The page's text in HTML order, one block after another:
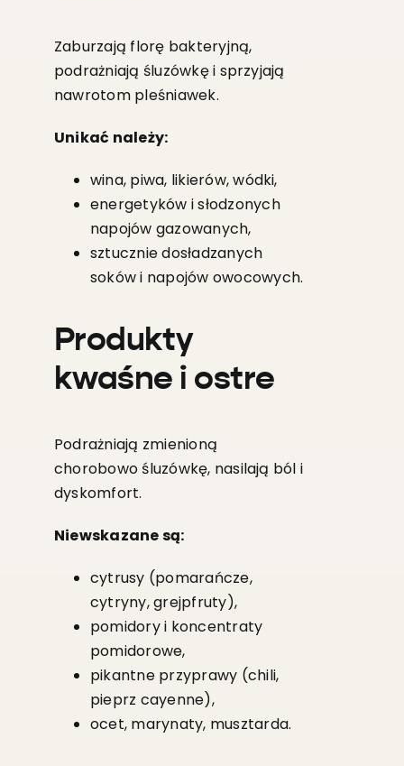
Zaburzają florę bakteryjną,
podrażniają śluzówkę i sprzyjają
nawrotom pleśniawek.
Unikać należy:
wina, piwa, likierów, wódki,
energetyków i słodzonych
napojów gazowanych,
sztucznie dosładzanych
soków i napojów owocowych.
Produkty
kwaśne i ostre
Podrażniają zmienioną
chorobowo śluzówkę, nasilają ból i
dyskomfort.
Niewskazane są:
cytrusy (pomarańcze,
cytryny, grejpfruty),
pomidory i koncentraty
pomidorowe,
pikantne przyprawy (chili,
pieprz cayenne),
ocet, marynaty, musztarda.